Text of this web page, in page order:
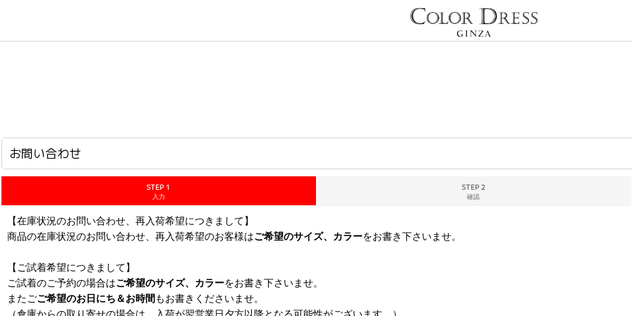
お問い合わせ
STEP 1
入力
STEP 2
確認
【在庫状況のお問い合わせ、再入荷希望につきまして】
商品の在庫状況のお問い合わせ、再入荷希望のお客様はご希望のサイズ、カラーをお書き下さいませ。
【ご試着希望につきまして】
ご試着のご予約の場合はご希望のサイズ、カラーをお書き下さいませ。
またごご希望のお日にち＆お時間もお書きくださいませ。
（倉庫からの取り寄せの場合は、入荷が翌営業日夕方以降となる可能性がございます。）